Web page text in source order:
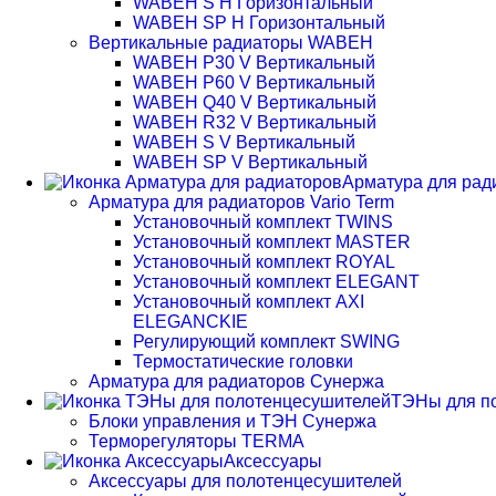
WABEH SP H Горизонтальный
Вертикальные радиаторы WABEH
WABEH P30 V Вертикальный
WABEH P60 V Вертикальный
WABEH Q40 V Вертикальный
WABEH R32 V Вертикальный
WABEH S V Вертикальный
WABEH SP V Вертикальный
Арматура для
Арматура для радиаторов Vario Term
Установочный комплект TWINS
Установочный комплект MASTER
Установочный комплект ROYAL
Установочный комплект ELEGANT
Установочный комплект AXI
ELEGANCKIE
Регулирующий комплект SWING
Термостатические головки
Арматура для радиаторов Сунержа
ТЭНы для
Блоки управления и ТЭН Сунержа
Терморегуляторы TERMA
Аксессуары
Аксессуары для полотенцесушителей